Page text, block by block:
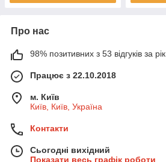
Про нас
98% позитивних з 53 відгуків за рік
Працює з 22.10.2018
м. Київ
Київ, Київ, Україна
Контакти
Сьогодні вихідний
Показати весь графік роботи